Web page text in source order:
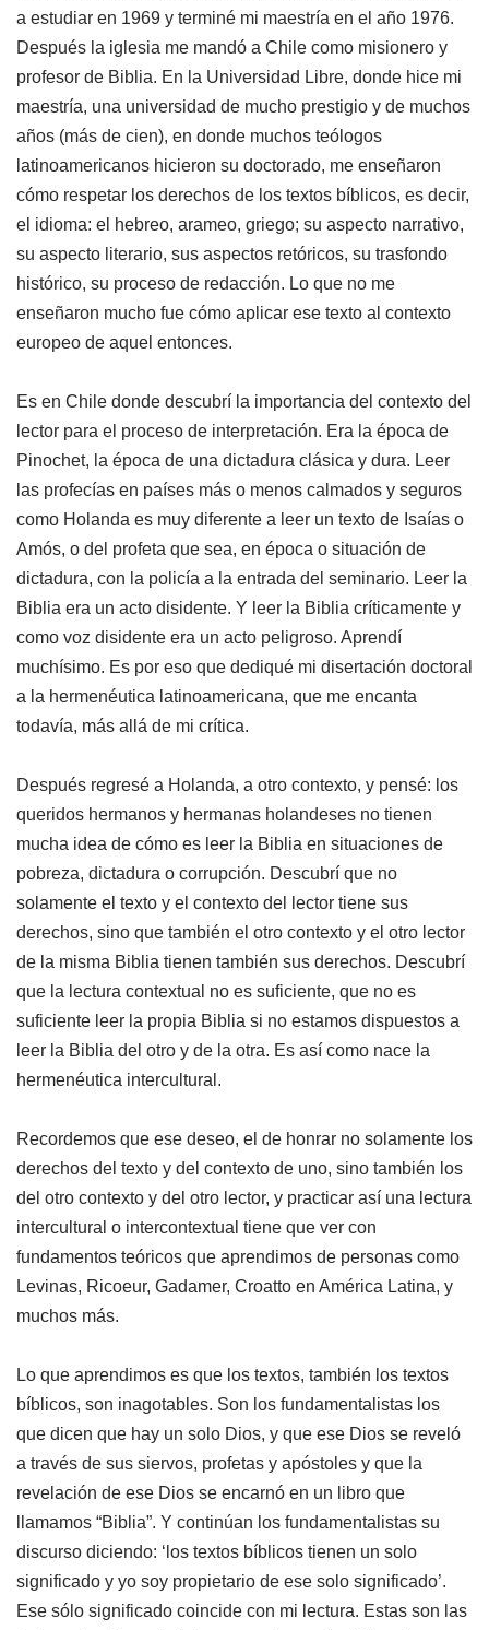
a estudiar en 1969 y terminé mi maestría en el año 1976.
Después la iglesia me mandó a Chile como misionero y
profesor de Biblia. En la Universidad Libre, donde hice mi
maestría, una universidad de mucho prestigio y de muchos
años (más de cien), en donde muchos teólogos
latinoamericanos hicieron su doctorado, me enseñaron
cómo respetar los derechos de los textos bíblicos, es decir,
el idioma: el hebreo, arameo, griego; su aspecto narrativo,
su aspecto literario, sus aspectos retóricos, su trasfondo
histórico, su proceso de redacción. Lo que no me
enseñaron mucho fue cómo aplicar ese texto al contexto
europeo de aquel entonces.
Es en Chile donde descubrí la importancia del contexto del
lector para el proceso de interpretación. Era la época de
Pinochet, la época de una dictadura clásica y dura. Leer
las profecías en países más o menos calmados y seguros
como Holanda es muy diferente a leer un texto de Isaías o
Amós, o del profeta que sea, en época o situación de
dictadura, con la policía a la entrada del seminario. Leer la
Biblia era un acto disidente. Y leer la Biblia críticamente y
como voz disidente era un acto peligroso. Aprendí
muchísimo. Es por eso que dediqué mi disertación doctoral
a la hermenéutica latinoamericana, que me encanta
todavía, más allá de mi crítica.
Después regresé a Holanda, a otro contexto, y pensé: los
queridos hermanos y hermanas holandeses no tienen
mucha idea de cómo es leer la Biblia en situaciones de
pobreza, dictadura o corrupción. Descubrí que no
solamente el texto y el contexto del lector tiene sus
derechos, sino que también el otro contexto y el otro lector
de la misma Biblia tienen también sus derechos. Descubrí
que la lectura contextual no es suficiente, que no es
suficiente leer la propia Biblia si no estamos dispuestos a
leer la Biblia del otro y de la otra. Es así como nace la
hermenéutica intercultural.
Recordemos que ese deseo, el de honrar no solamente los
derechos del texto y del contexto de uno, sino también los
del otro contexto y del otro lector, y practicar así una lectura
intercultural o intercontextual tiene que ver con
fundamentos teóricos que aprendimos de personas como
Levinas, Ricoeur, Gadamer, Croatto en América Latina, y
muchos más.
Lo que aprendimos es que los textos, también los textos
bíblicos, son inagotables. Son los fundamentalistas los
que dicen que hay un solo Dios, y que ese Dios se reveló
a través de sus siervos, profetas y apóstoles y que la
revelación de ese Dios se encarnó en un libro que
llamamos “Biblia”. Y continúan los fundamentalistas su
discurso diciendo: ‘los textos bíblicos tienen un solo
significado y yo soy propietario de ese solo significado’.
Ese sólo significado coincide con mi lectura. Estas son las